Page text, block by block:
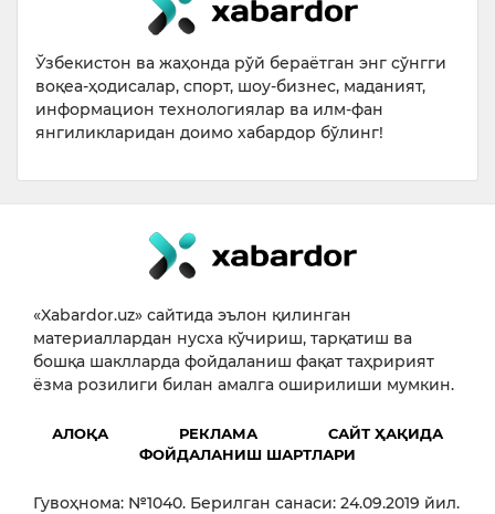
Ўзбекистон ва жаҳонда рўй бераётган энг сўнгги
воқеа-ҳодисалар, спорт, шоу-бизнес, маданият,
информацион технологиялар ва илм-фан
янгиликларидан доимо хабардор бўлинг!
«Xabardor.uz» сайтида эълон қилинган
материаллардан нусха кўчириш, тарқатиш ва
бошқа шаклларда фойдаланиш фақат таҳририят
ёзма розилиги билан амалга оширилиши мумкин.
АЛОҚА РЕКЛАМА
САЙТ ҲАҚИДА
ФОЙДАЛАНИШ ШАРТЛАРИ
Гувоҳнома: №1040. Берилган санаси: 24.09.2019 йил.